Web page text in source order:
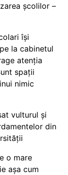
școlilor –
își
la cabinetul
atenția
spații
nimic
vulturul și
din
o mare
așa cum